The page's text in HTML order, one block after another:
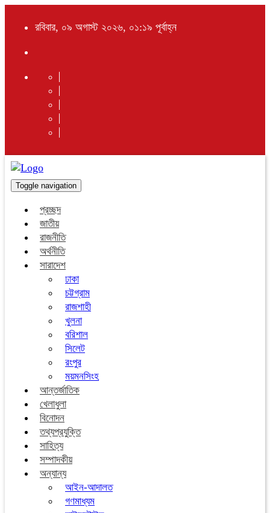
রবিবার, ০৯ অগাস্ট ২০২৬, ০১:১৯ পূর্বাহ্ন
Toggle navigation
প্রচ্ছদ
জাতীয়
রাজনীতি
অর্থনীতি
সারাদেশ
ঢাকা
চট্টগ্রাম
রাজশাহী
খুলনা
বরিশাল
সিলেট
রংপুর
ময়মনসিংহ
আন্তর্জাতিক
খেলাধুলা
বিনোদন
তথ্যপ্রযুক্তি
সাহিত্য
সম্পাদকীয়
অন্যান্য
আইন-আদালত
গণমাধ্যম